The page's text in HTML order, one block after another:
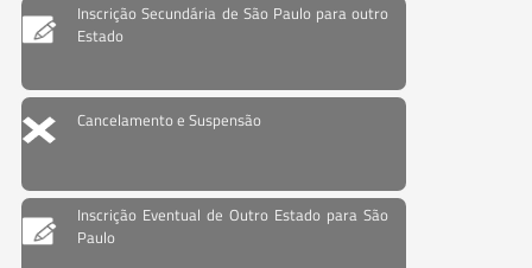
Inscrição Secundária de São Paulo para outro
Estado
Cancelamento e Suspensão
Inscrição Eventual de Outro Estado para São
Paulo